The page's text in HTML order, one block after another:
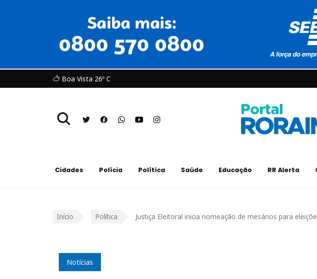
Boa Vista 26º C
Cidades Polícia Política Saúde Educação RR Alerta
Início Política Justiça Eleitoral inicia nomeação de mesários para
Notícias